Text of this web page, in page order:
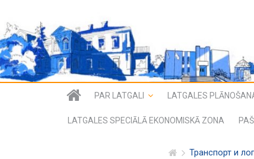
PAR LATGALI LATGALES
LATGALES SPECIĀLĀ EKONOMISKĀ ZONA
Транспорт и